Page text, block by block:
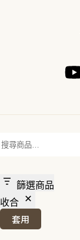
搜
尋
篩選商品
收合
套用